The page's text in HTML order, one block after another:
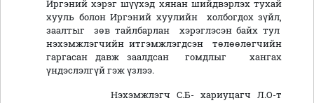
Иргэний хэрэг шүүхэд хянан шийдвэрлэх тухай
хууль болон Иргэний хуулийн холбогдох зүйл,
заалтыг зөв тайлбарлан хэрэглэсэн байх тул
нэхэмжлэгчийн итгэмжлэгдсэн төлөөлөгчийн
гаргасан давж заалдсан гомдлыг хангах
үндэслэлгүй гэж үзлээ.
Нэхэмжлэгч С.Б- хариуцагч Л.О-т